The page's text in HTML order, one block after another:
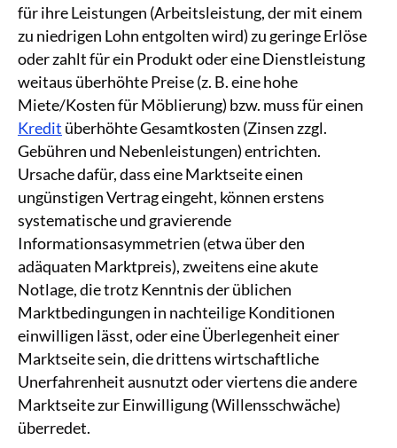
für ihre Leistungen (Arbeitsleistung, der mit einem
zu niedrigen Lohn entgolten wird) zu geringe Erlöse
oder zahlt für ein Produkt oder eine Dienstleistung
weitaus überhöhte Preise (z. B. eine hohe
Miete/Kosten für Möblierung) bzw. muss für einen
Kredit überhöhte Gesamtkosten (Zinsen zzgl.
Gebühren und Nebenleistungen) entrichten.
Ursache dafür, dass eine Marktseite einen
ungünstigen Vertrag eingeht, können erstens
systematische und gravierende
Informationsasymmetrien (etwa über den
adäquaten Marktpreis), zweitens eine akute
Notlage, die trotz Kenntnis der üblichen
Marktbedingungen in nachteilige Konditionen
einwilligen lässt, oder eine Überlegenheit einer
Marktseite sein, die drittens wirtschaftliche
Unerfahrenheit ausnutzt oder viertens die andere
Marktseite zur Einwilligung (Willensschwäche)
überredet.